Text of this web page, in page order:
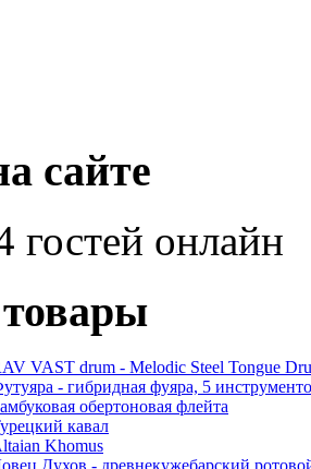
сайте
гостей онлайн
VAST drum - Melodic Steel Tongue
- гибридная фуяра, 5
обертоновая флейта
кавал
Khomus
Духов - древнекужебарский